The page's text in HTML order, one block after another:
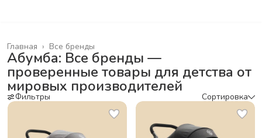
Все бренды
Главная ›
Абумба: Все бренды —
проверенные товары для детства от
мировых производителей
Фильтры Сортировка